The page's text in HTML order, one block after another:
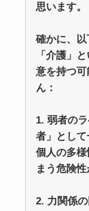
思います。
確かに、
「介護」
意を持つ
ん：
1. 弱者の
者」として
個人の多
まう危険性
2. 力関係